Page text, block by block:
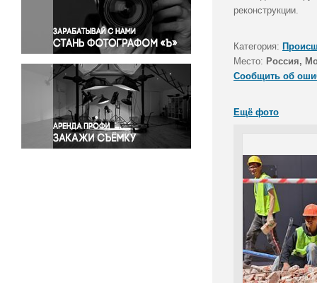
Правосудие
Происшествия и конфликты
Религия
Светская жизнь
Спорт
Экология
Экономика и бизнес
реконструкции.
Категория:
Место: Россия,
Сообщить об
Ещё фото